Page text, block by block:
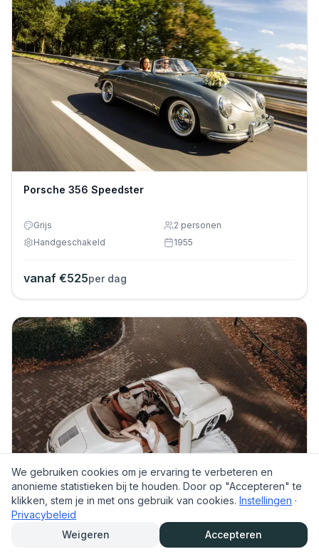
Porsche 356 Speedster
Grijs 2 personen
Handgeschakeld
1955
vanaf €525per dag
Porsche 356 Speedster Crème Wit
We gebruiken cookies om je ervaring te verbeteren en
anonieme statistieken bij te houden. Door op "Accepteren" te
klikken, stem je in met ons gebruik van cookies. Instellingen ·
Privacybeleid
Weigeren
Accepteren